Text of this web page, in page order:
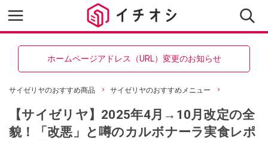
ホームページアドレス（URL）変更のお知らせ
サイゼリヤのおすすめ商品 サイゼリヤのおすすめメニュー
【サイゼリヤ】2025年4月→10月改定の全
貌！「改悪」と噂のカルボナーラ実食レポ